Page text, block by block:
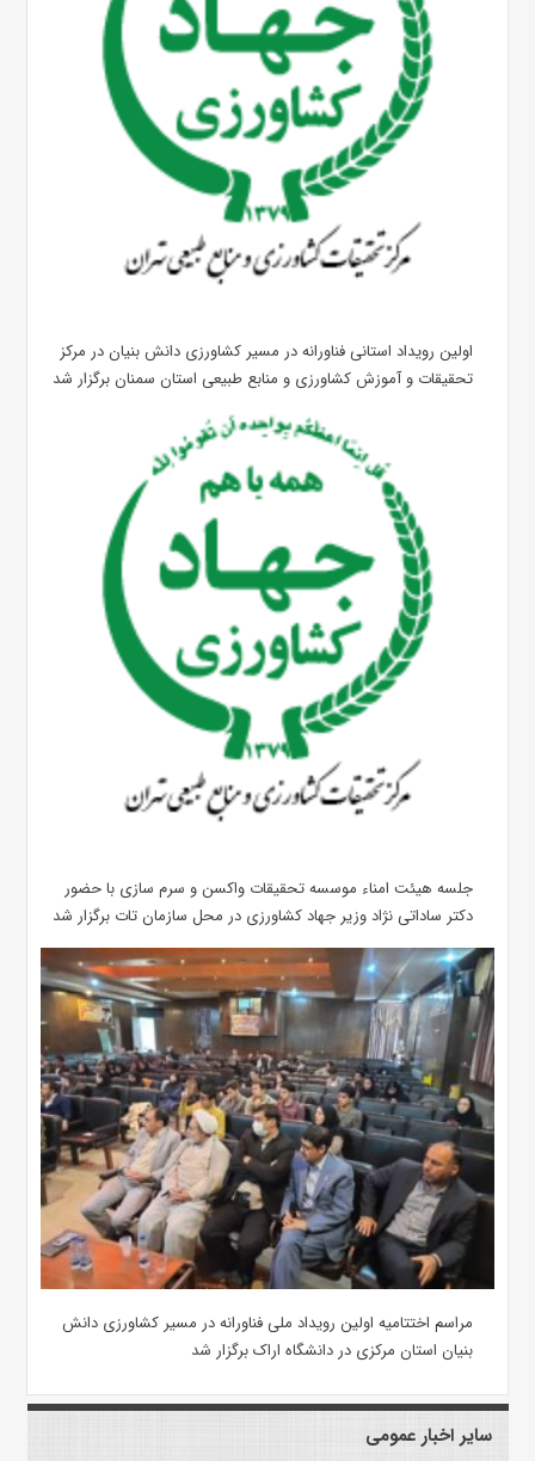
اولین رویداد استانی فناورانه در مسیر کشاورزی دانش بنیان در مرکز
تحقیقات و آموزش کشاورزی و منابع طبیعی استان سمنان برگزار شد
جلسه هیئت امناء موسسه تحقیقات واکسن و سرم سازی با حضور
دکتر ساداتی نژاد وزیر جهاد کشاورزی در محل سازمان تات برگزار شد
مراسم اختتامیه اولین رویداد ملی فناورانه در مسیر کشاورزی دانش
بنیان استان مرکزی در دانشگاه اراک برگزار شد
سایر اخبار عمومی